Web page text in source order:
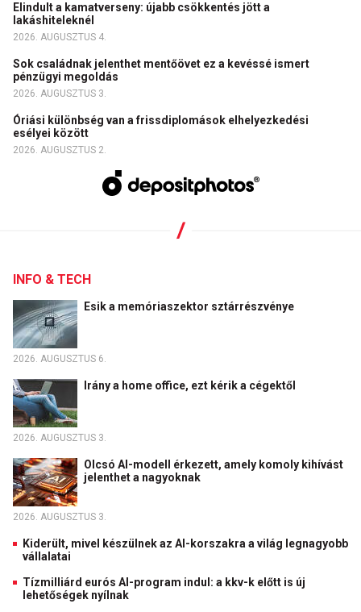
Elindult a kamatverseny: újabb csökkentés jött a
lakáshiteleknél
2026. AUGUSZTUS 4.
Sok családnak jelenthet mentőövet ez a kevéssé ismert
pénzügyi megoldás
2026. AUGUSZTUS 3.
Óriási különbség van a frissdiplomások elhelyezkedési
esélyei között
2026. AUGUSZTUS 2.
INFO & TECH
Esik a memóriaszektor sztárrészvénye
2026. AUGUSZTUS 6.
Irány a home office, ezt kérik a cégektől
2026. AUGUSZTUS 3.
Olcsó AI-modell érkezett, amely komoly kihívást
jelenthet a nagyoknak
2026. AUGUSZTUS 3.
Kiderült, mivel készülnek az AI-korszakra a világ legnagyobb
vállalatai
Tízmilliárd eurós AI-program indul: a kkv-k előtt is új
lehetőségek nyílnak